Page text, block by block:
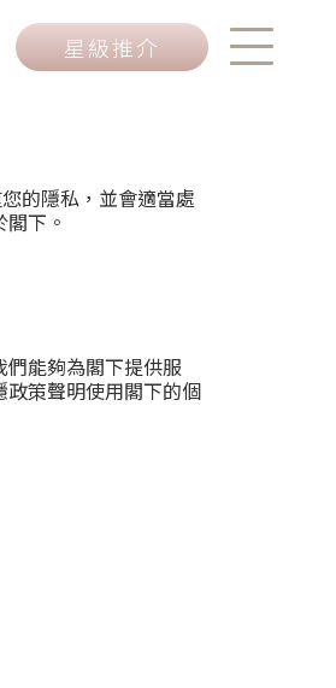
星級推介
的隱私，並會適當處
下。
能夠為閣下提供服
策聲明使用閣下的個